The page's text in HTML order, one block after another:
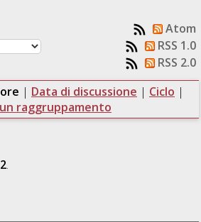
Atom
RSS 1.0
RSS 2.0
| Data di discussione | Ciclo |
raggruppamento
2.